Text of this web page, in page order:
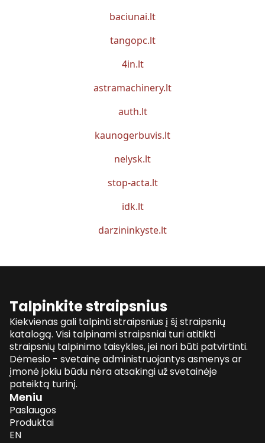
baciunai.lt
tangopc.lt
4in.lt
astramachinery.lt
auth.lt
kaunogerbuvis.lt
nelysk.lt
stop-acta.lt
idk.lt
darzininkyste.lt
Talpinkite straipsnius
Kiekvienas gali talpinti straipsnius į šį straipsnių
katalogą. Visi talpinami straipsniai turi atitikti
straipsnių talpinimo taisykles, jei nori būti patvirtinti.
Dėmesio - svetainę administruojantys asmenys ar
įmonė jokiu būdu nėra atsakingi už svetainėje
pateiktą turinį.
Meniu
Paslaugos
Produktai
EN